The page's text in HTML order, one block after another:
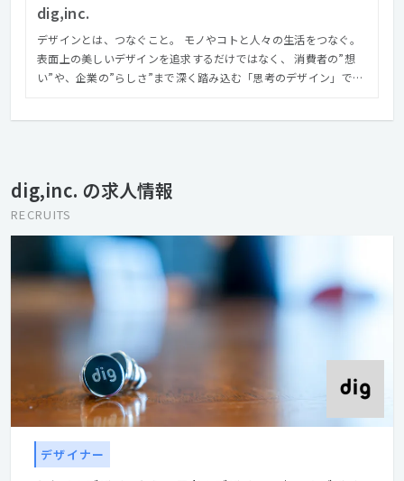
dig,inc.
デザインとは、つなぐこと。 モノやコトと人々の生活をつなぐ。
表面上の美しいデザインを追求するだけではなく、 消費者の”想
い”や、企業の”らしさ”まで深く踏み込む「思考のデザイン」で、
をトータルに、 そして社内でワンストップに取り組むことで、企
業と人々をつないでいきます。 モノがあふれている現代におい
を使う人たちがまだ気が付いていないインサイトを発見し、 この
２つを結びつけることだと私たちは考えます。 私たちは、それを
言葉とイメージで世の中に提示します。 消費者と企業、それぞれ
の想いを翻訳し、つないでいく。 それが、私たちのミッションで
す。 https://www.dig.co.jp/experience/
dig,inc. の求人情報
RECRUITS
デザイナー